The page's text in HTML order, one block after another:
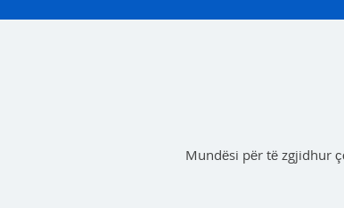
Mundësi për të zgjidhur